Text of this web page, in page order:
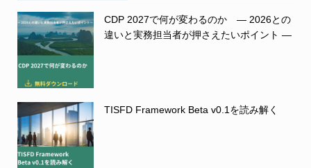
CDP 2027で何が変わるのか ― 2026との
違いと実務担当者が押さえたいポイント ―
TISFD Framework Beta v0.1を読み解く